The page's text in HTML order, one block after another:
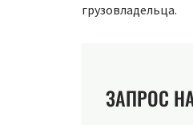
грузовладельца.
ЗАПРОС